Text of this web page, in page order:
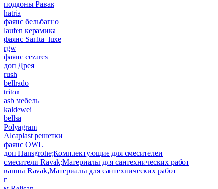
поддоны Равак
hatria
фаянс бельбагно
laufen керамика
фаянс Sanita_luxe
rgw
фаянс cezares
доп Дрея
rush
bellrado
triton
asb мебель
kaldewei
bellsa
Polyagram
Alcaplast решетки
фаянс OWL
доп Hansgrohe;Комплектующие для смесителей
смесители Ravak;Материалы для сантехнических работ
ванны Ravak;Материалы для сантехнических работ
г